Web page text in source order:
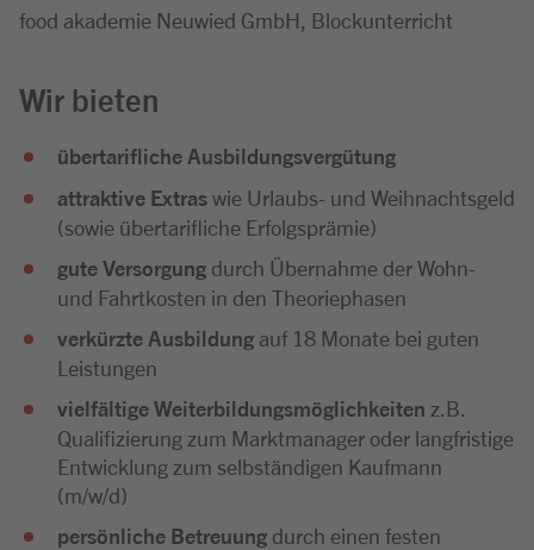
food akademie Neuwied GmbH, Blockunterricht
Wir bieten
übertarifliche Ausbildungsvergütung
attraktive Extraswie Urlaubs- und Weihnachtsgeld
(sowie übertarifliche Erfolgsprämie)
gute Versorgung durch Übernahme der Wohn-
und Fahrtkosten in den Theoriephasen
verkürzte Ausbildung auf 18 Monate bei guten
Leistungen
vielfältige Weiterbildungsmöglichkeiten z.B.
Qualifizierung zum Marktmanager oder langfristige
Entwicklung zum selbständigen Kaufmann
(m/w/d)
persönliche Betreuung durch einen festen